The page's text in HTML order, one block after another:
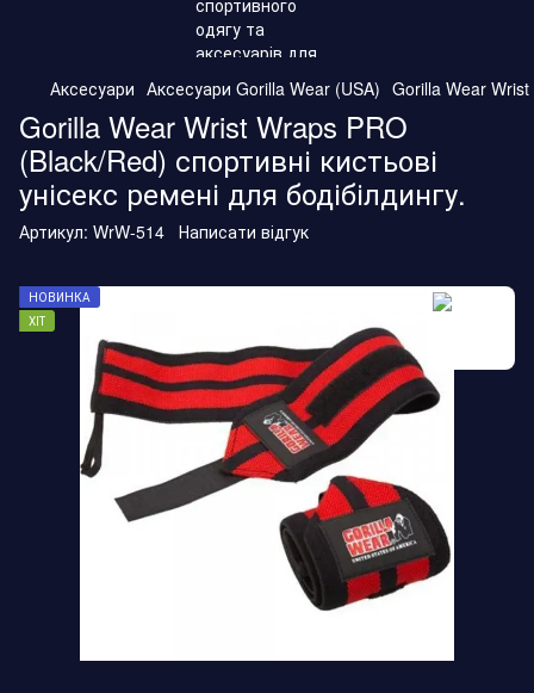
Аксесуари Аксесуари Gorilla Wear (USA) Gorilla Wear Wrist
Gorilla Wear Wrist Wraps PRO
(Black/Red) спортивні кистьові
унісекс ремені для бодібілдингу.
Артикул: WrW-514 Написати відгук
НОВИНКА
ХІТ